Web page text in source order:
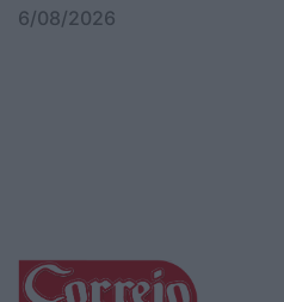
6/08/2026